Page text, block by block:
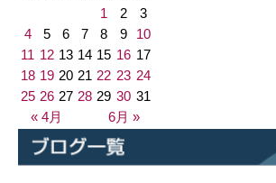
« 4月 6月 »
1 2
3
4
5 6 7 8 9
10
11 12 13 14 15 16 17
18 19 20 21 22 23 24
25 26 27 28 29 30 31